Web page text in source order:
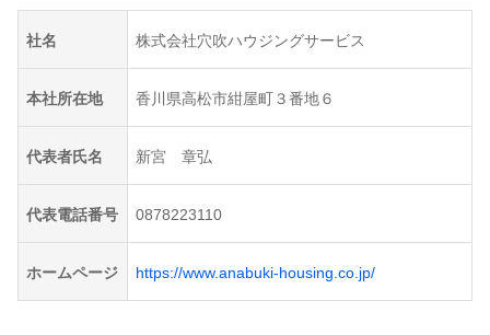
社名 株式会社穴吹ハウジングサービス
本社所在地 香川県高松市紺屋町３番地６
代表者氏名 新宮 章弘
代表電話番号 0878223110
ホームページ https://www.anabuki-housing.co.jp/